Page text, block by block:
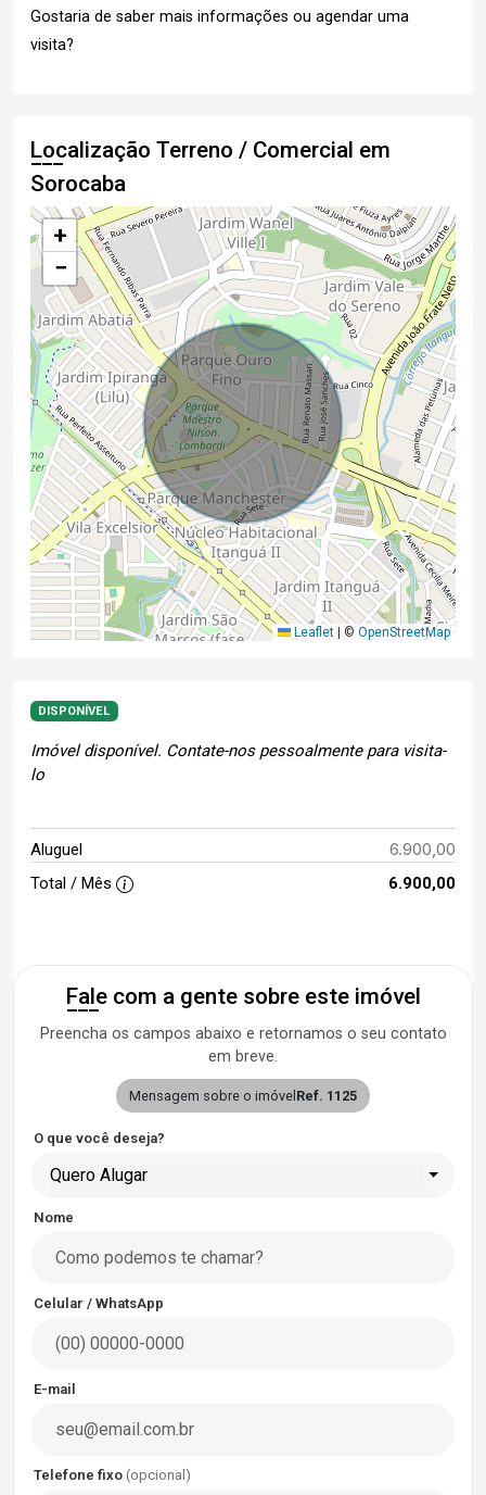
Gostaria de saber mais informações ou agendar uma
visita?
Localização Terreno / Comercial em
Sorocaba
+
−
Leaflet | © OpenStreetMap
DISPONÍVEL
Imóvel disponível. Contate-nos pessoalmente para visita-
lo
Aluguel 6.900,00
Total / Mês 6.900,00
Fale com a gente sobre este imóvel
Preencha os campos abaixo e retornamos o seu contato
em breve.
Mensagem sobre o imóvelRef. 1125
O que você deseja?
Quero Alugar
Nome
Celular / WhatsApp
E-mail
Telefone fixo (opcional)